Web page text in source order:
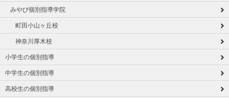
みやび個別指導学院
町田小山ヶ丘校
神奈川厚木校
小学生の個別指導
中学生の個別指導
高校生の個別指導